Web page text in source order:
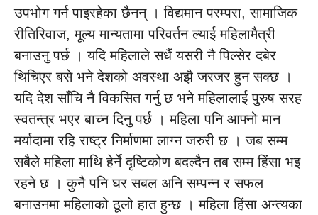
उपभोग गर्न पाइरहेका छैनन् । विद्यमान परम्परा, सामाजिक
रीतिरिवाज, मूल्य मान्यतामा परिवर्तन ल्याई महिलामैत्री
बनाउनु पर्छ । यदि महिलाले सधैं यसरी नै पिल्सेर दबेर
थिचिएर बसे भने देशको अवस्था अझै जरजर हुन सक्छ ।
यदि देश साँचि नै विकसित गर्नु छ भने महिलालाई पुरुष सरह
स्वतन्त्र भएर बाच्न दिनु पर्छ । महिला पनि आफ्नो मान
मर्यादामा रहि राष्ट्र निर्माणमा लाग्न जरुरी छ । जब सम्म
सबैले महिला माथि हेर्ने दृष्टिकोण बदल्दैन तब सम्म हिंसा भइ
रहने छ । कुनै पनि घर सबल अनि सम्पन्न र सफल
बनाउनमा महिलाको ठूलो हात हुन्छ । महिला हिंसा अन्त्यका